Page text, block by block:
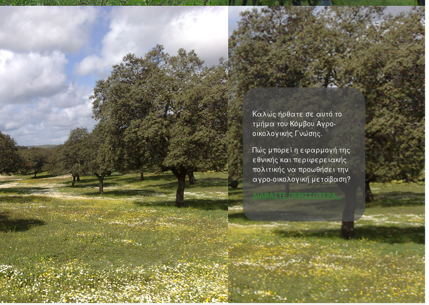
Καλώς ήρθατε σε αυτό το
τμήμα του Κόμβου Αγρο-
οικολογικής Γνώσης.
Πώς μπορεί η εφαρμογή της
εθνικής και περιφερειακής
πολιτικής να προωθήσει την
αγρο-οικολογική μετάβαση?
ΔΙΑΒΑΣΤΕ ΠΕΡΙΣΣΟΤΕΡΑ...